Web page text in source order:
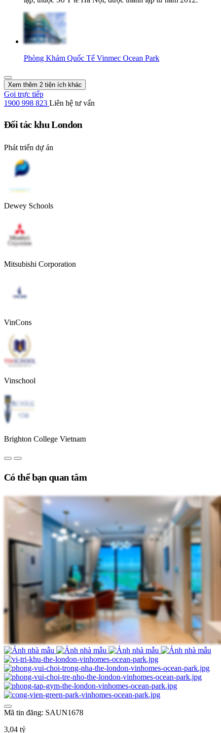
Phòng Khám Quốc Tế Vinmec Ocean Park
Xem thêm 2 tiện ích khác
Gọi trực tiếp
1900 998 823 Liên hệ tư vấn
Đối tác khu London
Phát triển dự án
Dewey Schools
Mitsubishi Corporation
VinCons
Vinschool
Brighton College Vietnam
Có thể bạn quan tâm
Mã tin đăng: SAUN1678
3,04 tỷ